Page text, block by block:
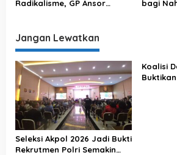
Radikalisme, GP Ansor
bagi
Jangan Lewatkan
Seleksi Akpol 2026 Jadi Bukti
Rekrutmen Polri Semakin
Koalisi